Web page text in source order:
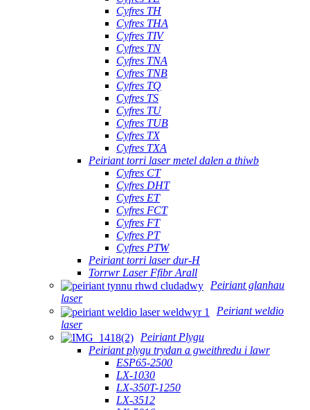
Cyfres TH
Cyfres THA
Cyfres TIV
Cyfres TN
Cyfres TNA
Cyfres TNB
Cyfres TQ
Cyfres TS
Cyfres TU
Cyfres TUB
Cyfres TX
Cyfres TXA
Peiriant torri laser metel dalen a thiwb
Cyfres CT
Cyfres DHT
Cyfres ET
Cyfres FCT
Cyfres FT
Cyfres PT
Cyfres PTW
Peiriant torri laser dur-H
Torrwr Laser Ffibr Arall
Peiriant glanhau
laser
Peiriant weldio
laser
Peiriant Plygu
Peiriant plygu trydan a gweithredu i lawr
ESP65-2500
LX-1030
LX-350T-1250
LX-3512